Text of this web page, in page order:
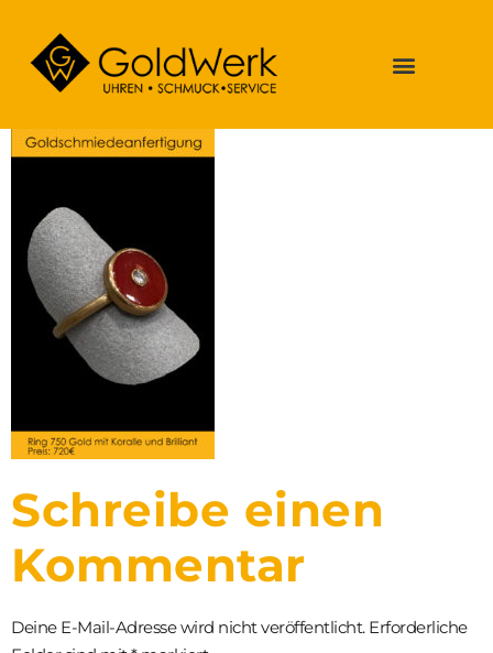
Schreibe einen
Kommentar
Deine E-Mail-Adresse wird nicht veröffentlicht. Erforderliche